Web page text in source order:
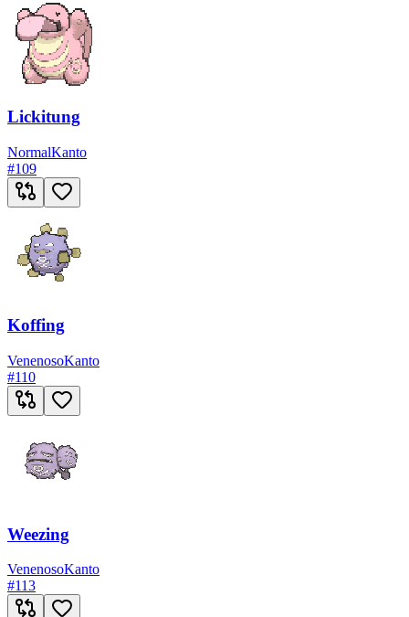
Lickitung
NormalKanto
#109
Koffing
VenenosoKanto
#110
Weezing
VenenosoKanto
#113